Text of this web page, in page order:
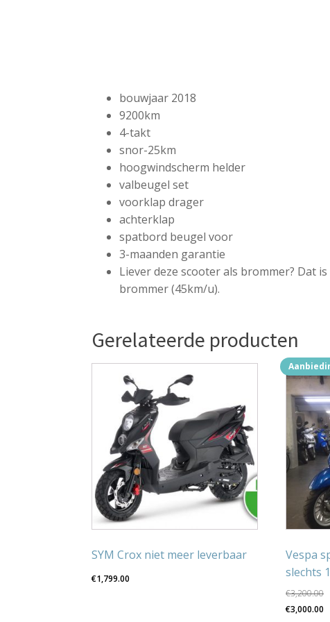
bouwjaar 2018
9200km
4-takt
snor-25km
hoogwindscherm helder
valbeugel set
voorklap drager
achterklap
spatbord beugel voor
3-maanden garantie
Liever deze scooter als brommer? Dat
brommer (45km/u).
Gerelateerde producten
SYM Crox niet meer leverbaar
€1,799.00
product
meerdere
variaties.
Deze
optie
kan
gekozen
worden
de
productpagina
Vespa
slechts
€3,200.00
€3,000.00